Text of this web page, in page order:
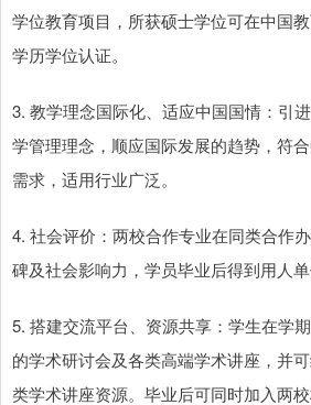
学位教育项目，所获硕士学位可在中国
学历学位认证。
3. 教学理念国际化、适应中国国情：引
学管理理念，顺应国际发展的趋势，符
需求，适用行业广泛。
4. 社会评价：两校合作专业在同类合作
碑及社会影响力，学员毕业后得到用人单
5. 搭建交流平台、资源共享：学生在学
的学术研讨会及各类高端学术讲座，并
类学术讲座资源。毕业后可同时加入两